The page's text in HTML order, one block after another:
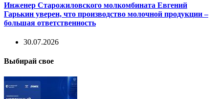
Инженер Старожиловского молкомбината Евгений
Гарькин уверен, что производство молочной продукции –
большая ответственность
30.07.2026
Выбирай свое